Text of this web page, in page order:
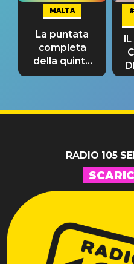
MALTA
La puntata
completa
della quinta
tappa
RADIO 105